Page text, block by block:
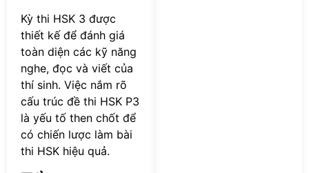
Kỳ thi HSK 3 được
thiết kế để đánh giá
toàn diện các kỹ năng
nghe, đọc và viết của
thí sinh. Việc nắm rõ
cấu trúc đề thi HSK P3
là yếu tố then chốt để
có chiến lược làm bài
thi HSK hiệu quả.